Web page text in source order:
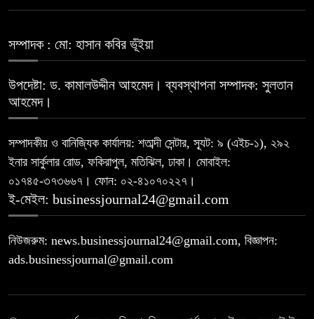
সম্পাদক : মো: হাসান কবির ভূঁইয়া
উপদেষ্টা: ড. কামালউদ্দীন আহমেদ। ব্যবস্থাপনা সম্পাদক: সুলতান
আহমেদ।
সম্পাদকীয় ও বানিজ্যিক কার্যালয়: শতাব্দী সেন্টার, স্যূট: ৯ (এইচ-১), ২৯২
ইনার সার্কুলার রোড, ফকিরাপুল, মতিঝিল, ঢাকা। মোবাইল:
০১৭৪৫-৩৭৩৬৬৭। ফোন: ০২-৪১০৭০২২৭।
ই-মেইল: businessjournal24@gmail.com
নিউজরুম: news.businessjournal24@gmail.com, বিজ্ঞাপন:
ads.businessjournal@gmail.com